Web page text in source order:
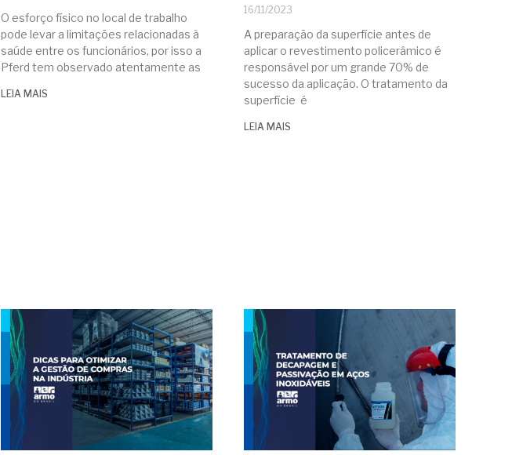
O esforço físico no local de trabalho
pode levar a limitações relacionadas à
saúde entre os funcionários, por isso a
Pferd tem observado atentamente as
LEIA MAIS
16/11/2023
A preparação da superfície antes de
aplicar o revestimento policerâmico é
responsável por um grande 70% de
sucesso da aplicação. O tratamento da
superfície é
LEIA MAIS